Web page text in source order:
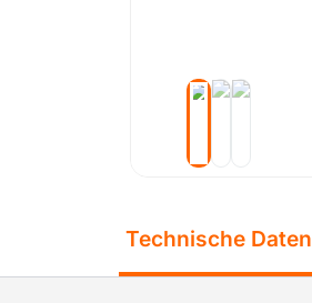
Technische Daten